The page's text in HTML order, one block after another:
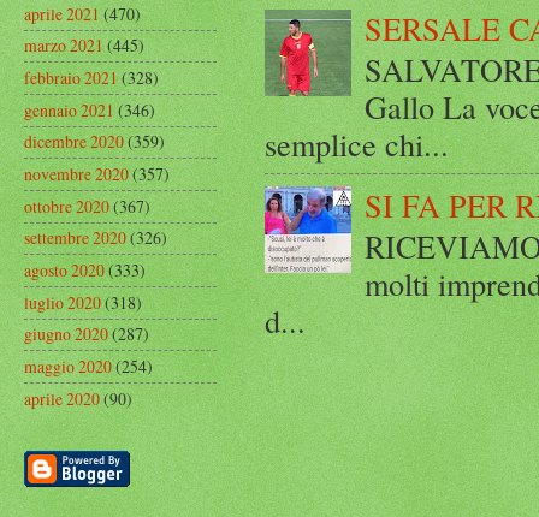
SERSALE
Gallo La
semplice chi...
SI FA PER
molti
d...
aprile 2021(470)
marzo 2021(445)
febbraio 2021(328)
gennaio 2021(346)
dicembre 2020(359)
novembre 2020(357)
ottobre 2020(367)
settembre 2020(326)
agosto 2020(333)
luglio 2020(318)
giugno 2020(287)
maggio 2020(254)
aprile 2020(90)